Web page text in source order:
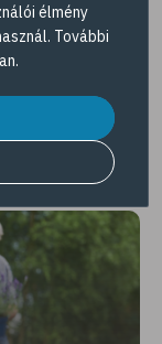
élet
élmény
További
.